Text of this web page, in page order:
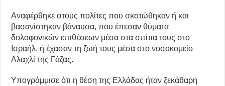
Αναφέρθηκε στους πολίτες που σκοτώθηκαν ή και
βασανίστηκαν βάναυσα, που έπεσαν θύματα
δολοφονικών επιθέσεων μέσα στα σπίτια τους στο
Ισραήλ, ή έχασαν τη ζωή τους μέσα στο νοσοκομείο
Αλαχλί της Γάζας.
Υπογράμμισε ότι η θέση της Ελλάδας ήταν ξεκάθαρη